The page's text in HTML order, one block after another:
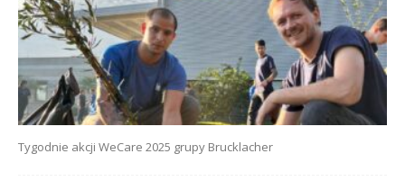
Tygodnie akcji WeCare 2025 grupy Brucklacher